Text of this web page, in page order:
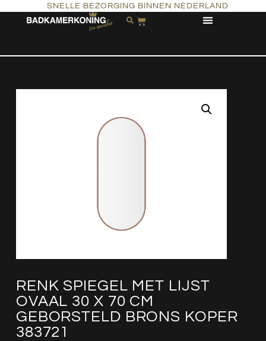
SNELLE BEZORGING BINNEN NEDERLAND
RENK SPIEGEL MET LIJST
OVAAL 30 X 70 CM
GEBORSTELD BRONS KOPER
383721